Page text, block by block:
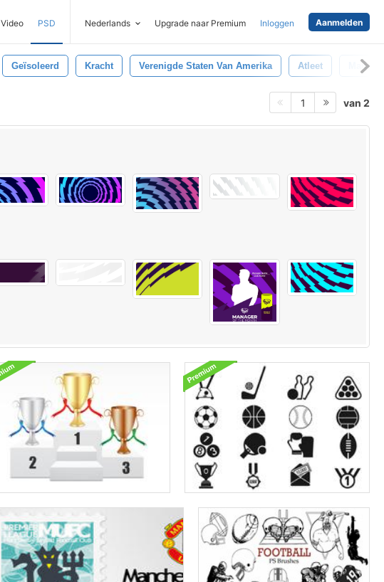
Video PSD Nederlands Upgrade naar Premium Inloggen Aanmelden
Geïsoleerd Kracht Verenigde Staten Van Amerika Atleet
1 van 2